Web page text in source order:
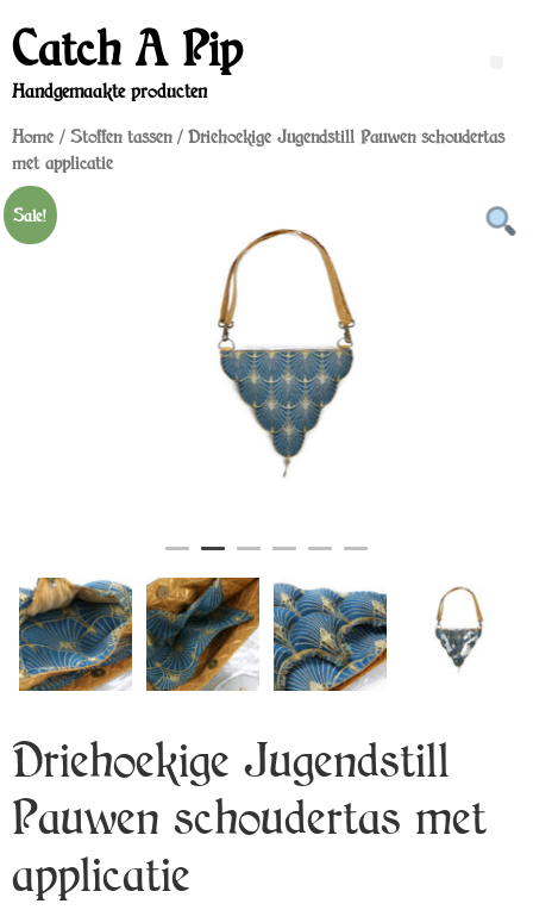
Catch A Pip
Handgemaakte producten
Home / Stoffen tassen/ Driehoekige Jugendstill Pauwen schoudertas
met applicatie
Sale!
Driehoekige Jugendstill
Pauwen schoudertas met
applicatie